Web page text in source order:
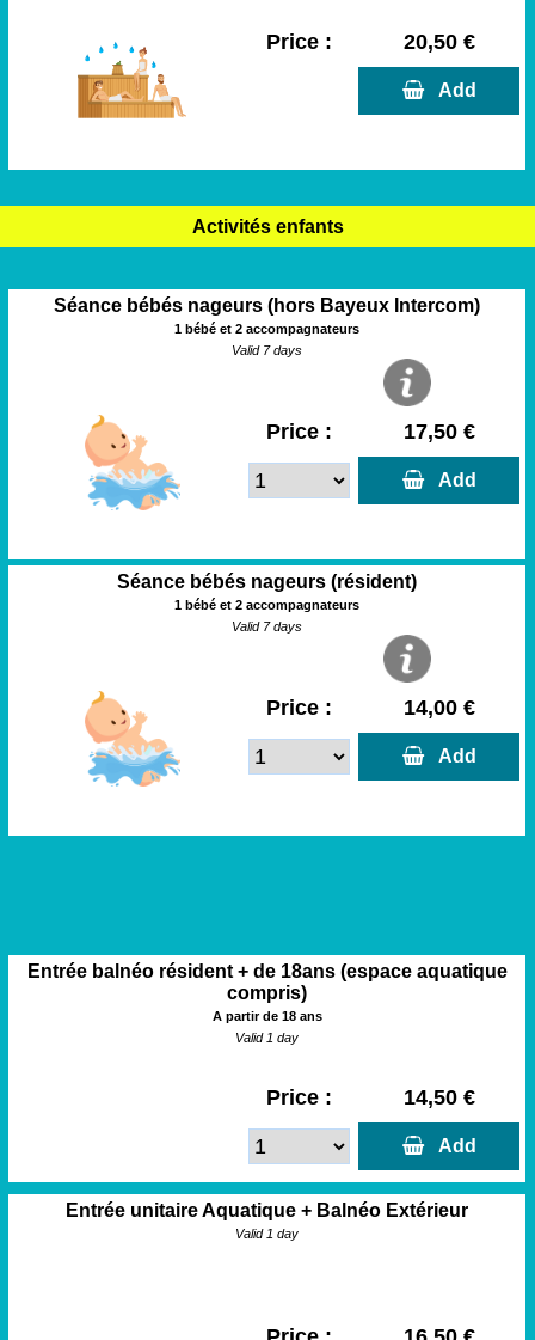
Price : 20,50 €
Add
Activités enfants
Séance bébés nageurs (hors Bayeux Intercom)
1 bébé et 2 accompagnateurs
Valid 7 days
Price : 17,50 €
Add
Séance bébés nageurs (résident)
1 bébé et 2 accompagnateurs
Valid 7 days
Price : 14,00 €
Add
Entrée balnéo résident + de 18ans (espace aquatique
compris)
A partir de 18 ans
Valid 1 day
Price : 14,50 €
Add
Entrée unitaire Aquatique + Balnéo Extérieur
Valid 1 day